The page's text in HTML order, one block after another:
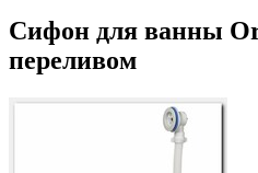
Сифон для ванны
переливом